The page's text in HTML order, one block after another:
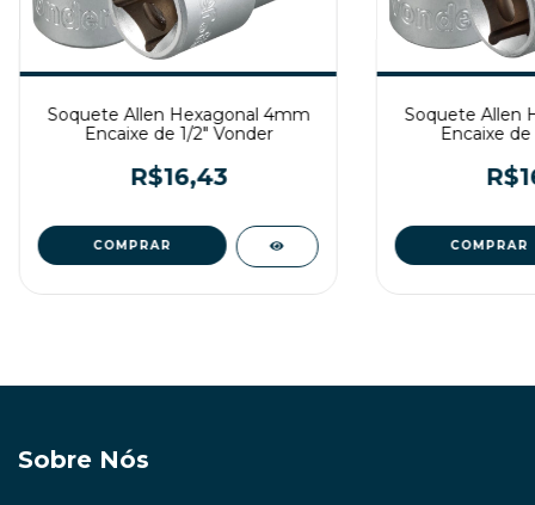
Soquete Allen Hexagonal 4mm
Encaixe de 1/2" Vonder
R$16,43
Soquete Allen
Encaixe
Sobre Nós